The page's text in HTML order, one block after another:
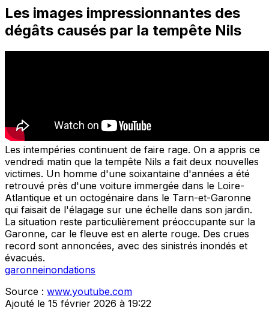
Les images impressionnantes des
dégâts causés par la tempête Nils
Les intempéries continuent de faire rage. On a appris ce
vendredi matin que la tempête Nils a fait deux nouvelles
victimes. Un homme d'une soixantaine d'années a été
retrouvé près d'une voiture immergée dans le Loire-
Atlantique et un octogénaire dans le Tarn-et-Garonne
qui faisait de l'élagage sur une échelle dans son jardin.
La situation reste particulièrement préoccupante sur la
Garonne, car le fleuve est en alerte rouge. Des crues
record sont annoncées, avec des sinistrés inondés et
évacués.
garonneinondations
Source : www.youtube.com
Ajouté le 15 février 2026 à 19:22